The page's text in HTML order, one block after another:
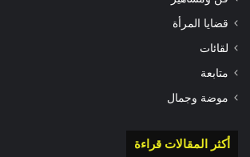
قضايا المرأة
لقائات
متابعة
موضة وجمال
أكثر المقالات قراءة